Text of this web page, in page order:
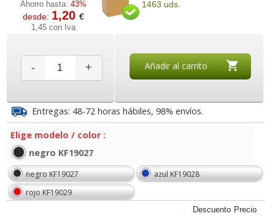
Ahorro hasta:43%
desde: 1,20€
1,45 con Iva
1463 uds.
- + Añadir al carrito
Entregas: 48-72 horas hábiles, 98% envíos.
Elige modelo / color :
negro KF19027
negro KF19027
azul KF19028
rojo KF19029
Descuento Precio